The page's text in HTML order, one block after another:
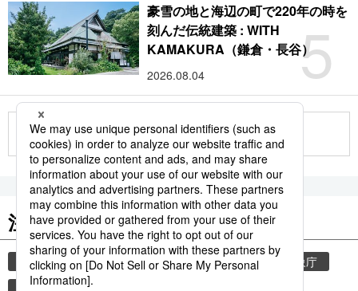
5
豪雪の地と海辺の町で220年の時を
刻んだ伝統建築 : WITH
KAMAKURA（鎌倉・長谷）
2026.08.04
もっと見る
注目のキーワード
共同通信ニュース 和食 気象・災害
気象庁